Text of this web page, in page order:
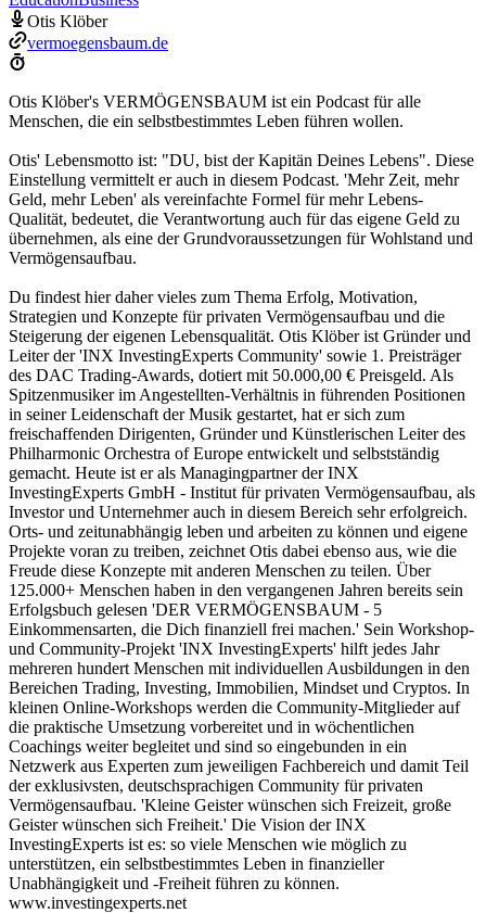
Otis Klöber
vermoegensbaum.de
Otis Klöber's VERMÖGENSBAUM ist ein Podcast für alle
Menschen, die ein selbstbestimmtes Leben führen wollen.
Otis' Lebensmotto ist: "DU, bist der Kapitän Deines Lebens". Diese
Einstellung vermittelt er auch in diesem Podcast. 'Mehr Zeit, mehr
Geld, mehr Leben' als vereinfachte Formel für mehr Lebens-
Qualität, bedeutet, die Verantwortung auch für das eigene Geld zu
übernehmen, als eine der Grundvoraussetzungen für Wohlstand und
Vermögensaufbau.
Du findest hier daher vieles zum Thema Erfolg, Motivation,
Strategien und Konzepte für privaten Vermögensaufbau und die
Steigerung der eigenen Lebensqualität. Otis Klöber ist Gründer und
Leiter der 'INX InvestingExperts Community' sowie 1. Preisträger
des DAC Trading-Awards, dotiert mit 50.000,00 € Preisgeld. Als
Spitzenmusiker im Angestellten-Verhältnis in führenden Positionen
in seiner Leidenschaft der Musik gestartet, hat er sich zum
freischaffenden Dirigenten, Gründer und Künstlerischen Leiter des
Philharmonic Orchestra of Europe entwickelt und selbstständig
gemacht. Heute ist er als Managingpartner der INX
InvestingExperts GmbH - Institut für privaten Vermögensaufbau, als
Investor und Unternehmer auch in diesem Bereich sehr erfolgreich.
Orts- und zeitunabhängig leben und arbeiten zu können und eigene
Projekte voran zu treiben, zeichnet Otis dabei ebenso aus, wie die
Freude diese Konzepte mit anderen Menschen zu teilen. Über
125.000+ Menschen haben in den vergangenen Jahren bereits sein
Erfolgsbuch gelesen 'DER VERMÖGENSBAUM - 5
Einkommensarten, die Dich finanziell frei machen.' Sein Workshop-
und Community-Projekt 'INX InvestingExperts' hilft jedes Jahr
mehreren hundert Menschen mit individuellen Ausbildungen in den
Bereichen Trading, Investing, Immobilien, Mindset und Cryptos. In
kleinen Online-Workshops werden die Community-Mitglieder auf
die praktische Umsetzung vorbereitet und in wöchentlichen
Coachings weiter begleitet und sind so eingebunden in ein
Netzwerk aus Experten zum jeweiligen Fachbereich und damit Teil
der exklusivsten, deutschsprachigen Community für privaten
Vermögensaufbau. 'Kleine Geister wünschen sich Freizeit, große
Geister wünschen sich Freiheit.' Die Vision der INX
InvestingExperts ist es: so viele Menschen wie möglich zu
unterstützen, ein selbstbestimmtes Leben in finanzieller
Unabhängigkeit und -Freiheit führen zu können.
www.investingexperts.net